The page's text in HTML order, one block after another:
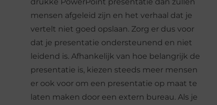
mensen afgeleid zijn en het verhaal dat je
vertelt niet goed opslaan. Zorg er dus voor
dat je presentatie ondersteunend en niet
leidend is. Afhankelijk van hoe belangrijk de
presentatie is, kiezen steeds meer mensen
er ook voor om een presentatie op maat te
laten maken door een extern bureau. Als je